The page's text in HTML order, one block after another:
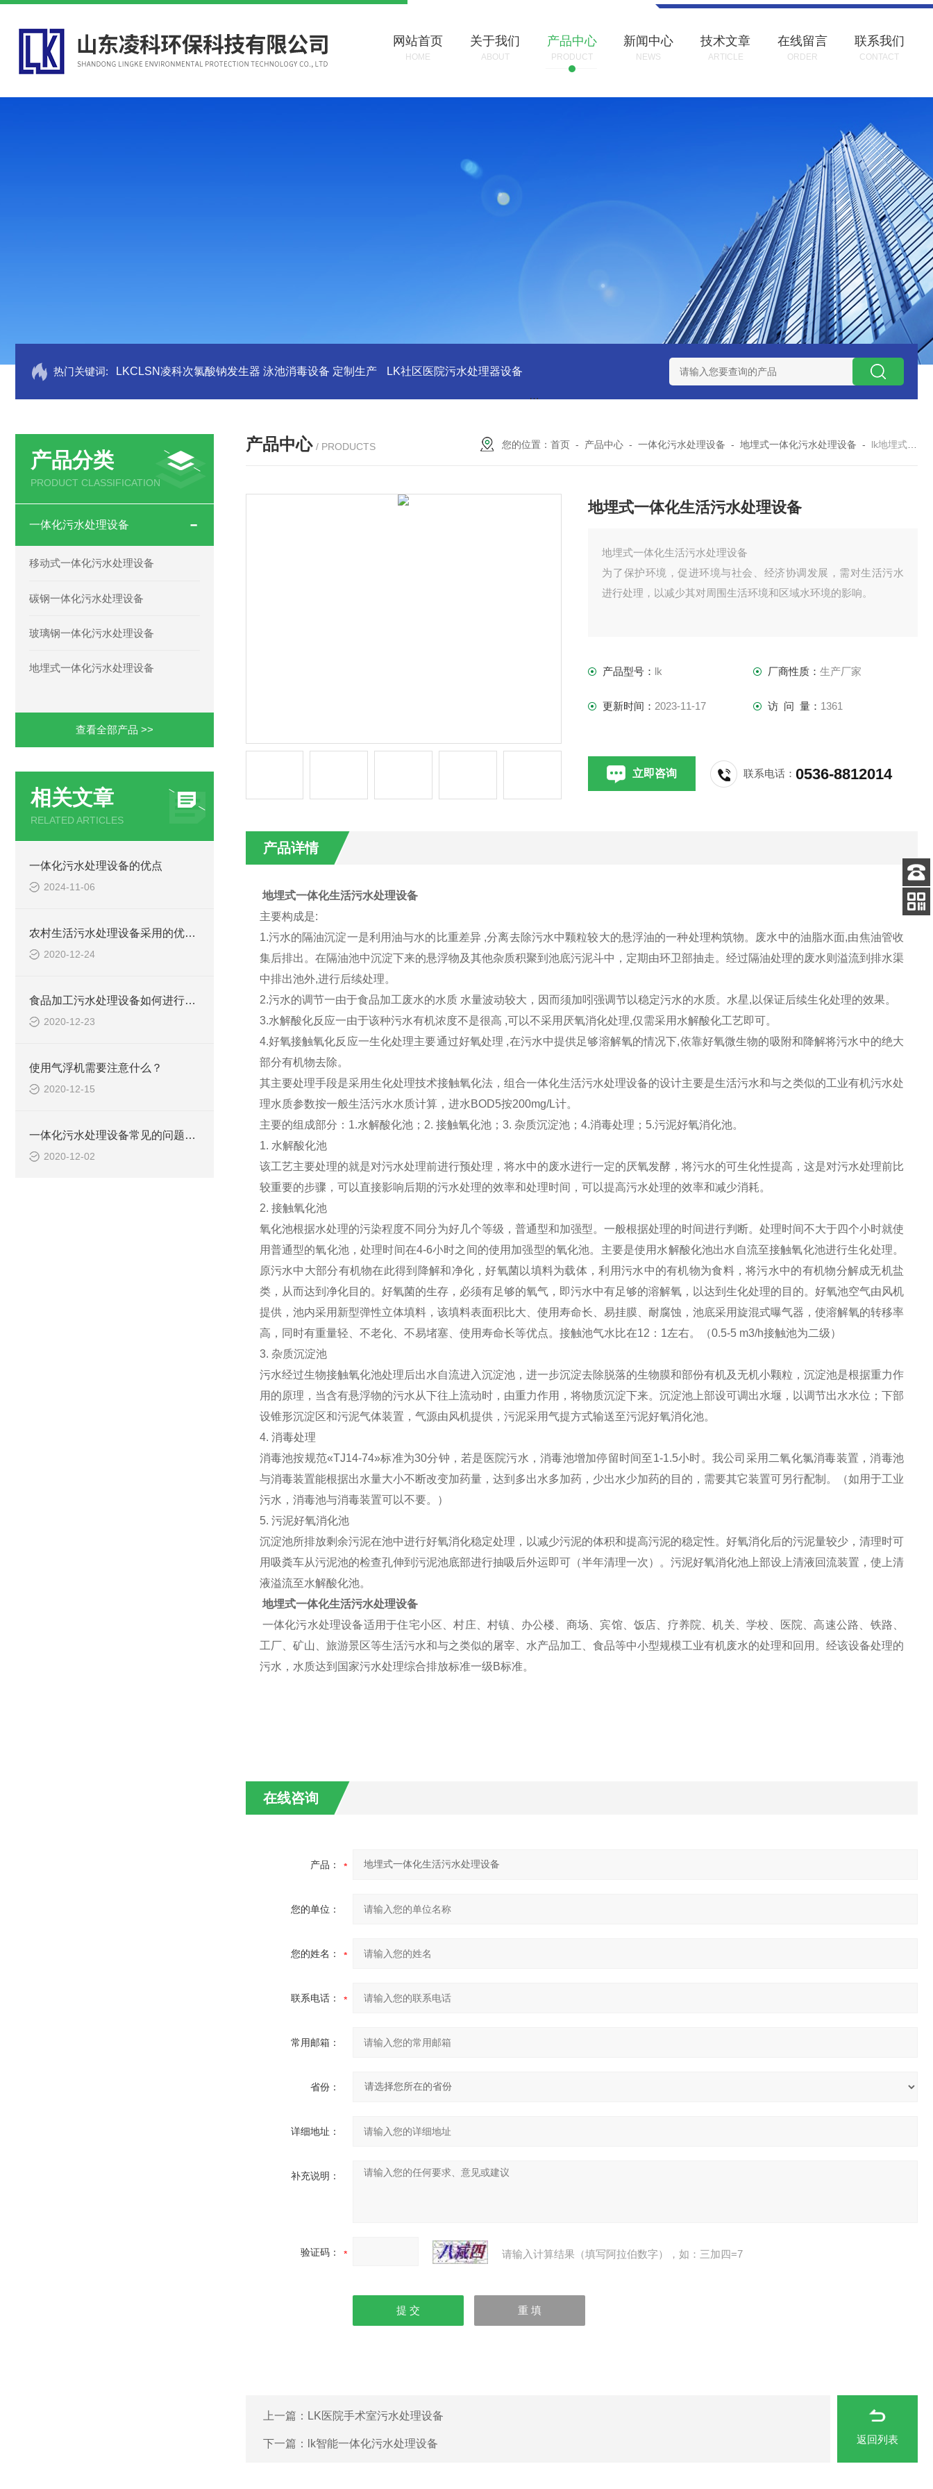
网站首页
HOME
关于我们
ABOUT
产品中心
PRODUCT
新闻中心
NEWS
技术文章
ARTICLE
在线留言
ORDER
联系我们
CONTACT
热门关键词: LKCLSN凌科次氯酸钠发生器 泳池消毒设备 定制生产 LK社区医院污水处理器设备 LK康复医院废水处理器设备 LK康复医院污水处理
产品分类
PRODUCT CLASSIFICATION
一体化污水处理设备
移动式一体化污水处理设备
碳钢一体化污水处理设备
玻璃钢一体化污水处理设备
地埋式一体化污水处理设备
查看全部产品 >>
相关文章
RELATED ARTICLES
一体化污水处理设备的优点
2024-11-06
农村生活污水处理设备采用的优点都有哪些？
2020-12-24
食品加工污水处理设备如何进行选择？
2020-12-23
使用气浮机需要注意什么？
2020-12-15
一体化污水处理设备常见的问题及解决方案
2020-12-02
产品中心 / PRODUCTS 您的位置：首页 - 产品中心 -一体化污水处理设备 -地埋式一体化污水处理设备 - lk地埋式一体化生活污水处理设备
地埋式一体化生活污水处理设备
地埋式一体化生活污水处理设备
为了保护环境，促进环境与社会、经济协调发展，需对生活污水
进行处理，以减少其对周围生活环境和区域水环境的影响。
产品型号： lk 厂商性质： 生产厂家
更新时间： 2023-11-17 访 问 量： 1361
立即咨询 联系电话：0536-8812014
产品详情
地埋式一体化生活污水处理设备
主要构成是:
1.污水的隔油沉淀一是利用油与水的比重差异 ,分离去除污水中颗粒较大的悬浮油的一种处理构筑物。废水中的油脂水面,由焦油管收
集后排出。在隔油池中沉淀下来的悬浮物及其他杂质积聚到池底污泥斗中，定期由环卫部抽走。经过隔油处理的废水则溢流到排水渠
中排出池外,进行后续处理。
2.污水的调节一由于食品加工废水的水质 水量波动较大，因而须加吲强调节以稳定污水的水质。水星,以保证后续生化处理的效果。
3.水解酸化反应一由于该种污水有机浓度不是很高 ,可以不采用厌氧消化处理,仅需采用水解酸化工艺即可。
4.好氧接触氧化反应一生化处理主要通过好氧处理 ,在污水中提供足够溶解氧的情况下,依靠好氧微生物的吸附和降解将污水中的绝大
部分有机物去除。
其主要处理手段是采用生化处理技术接触氧化法，组合一体化生活污水处理设备的设计主要是生活污水和与之类似的工业有机污水处
理水质参数按一般生活污水水质计算，进水BOD5按200mg/L计。
主要的组成部分：1.水解酸化池；2. 接触氧化池；3. 杂质沉淀池；4.消毒处理；5.污泥好氧消化池。
1. 水解酸化池
该工艺主要处理的就是对污水处理前进行预处理，将水中的废水进行一定的厌氧发酵，将污水的可生化性提高，这是对污水处理前比
较重要的步骤，可以直接影响后期的污水处理的效率和处理时间，可以提高污水处理的效率和减少消耗。
2. 接触氧化池
氧化池根据水处理的污染程度不同分为好几个等级，普通型和加强型。一般根据处理的时间进行判断。处理时间不大于四个小时就使
用普通型的氧化池，处理时间在4-6小时之间的使用加强型的氧化池。主要是使用水解酸化池出水自流至接触氧化池进行生化处理。
原污水中大部分有机物在此得到降解和净化，好氧菌以填料为载体，利用污水中的有机物为食料，将污水中的有机物分解成无机盐
类，从而达到净化目的。好氧菌的生存，必须有足够的氧气，即污水中有足够的溶解氧，以达到生化处理的目的。好氧池空气由风机
提供，池内采用新型弹性立体填料，该填料表面积比大、使用寿命长、易挂膜、耐腐蚀，池底采用旋混式曝气器，使溶解氧的转移率
高，同时有重量轻、不老化、不易堵塞、使用寿命长等优点。接触池气水比在12：1左右。（0.5-5 m3/h接触池为二级）
3. 杂质沉淀池
污水经过生物接触氧化池处理后出水自流进入沉淀池，进一步沉淀去除脱落的生物膜和部份有机及无机小颗粒，沉淀池是根据重力作
用的原理，当含有悬浮物的污水从下往上流动时，由重力作用，将物质沉淀下来。沉淀池上部设可调出水堰，以调节出水水位；下部
设锥形沉淀区和污泥气体装置，气源由风机提供，污泥采用气提方式输送至污泥好氧消化池。
4. 消毒处理
消毒池按规范«TJ14-74»标准为30分钟，若是医院污水，消毒池增加停留时间至1-1.5小时。我公司采用二氧化氯消毒装置，消毒池
与消毒装置能根据出水量大小不断改变加药量，达到多出水多加药，少出水少加药的目的，需要其它装置可另行配制。（如用于工业
污水，消毒池与消毒装置可以不要。）
5. 污泥好氧消化池
沉淀池所排放剩余污泥在池中进行好氧消化稳定处理，以减少污泥的体积和提高污泥的稳定性。好氧消化后的污泥量较少，清理时可
用吸粪车从污泥池的检查孔伸到污泥池底部进行抽吸后外运即可（半年清理一次）。污泥好氧消化池上部设上清液回流装置，使上清
液溢流至水解酸化池。
地埋式一体化生活污水处理设备
一体化污水处理设备适用于住宅小区、村庄、村镇、办公楼、商场、宾馆、饭店、疗养院、机关、学校、医院、高速公路、铁路、
工厂、矿山、旅游景区等生活污水和与之类似的屠宰、水产品加工、食品等中小型规模工业有机废水的处理和回用。经该设备处理的
污水，水质达到国家污水处理综合排放标准一级B标准。
在线咨询
产品：
您的单位：
您的姓名：
联系电话：
常用邮箱：
省份：
详细地址：
补充说明：
验证码： 请输入计算结果（填写阿拉伯数字），如：三加四=7
上一篇： LK医院手术室污水处理设备
下一篇： lk智能一体化污水处理设备 返回列表
客服
电话